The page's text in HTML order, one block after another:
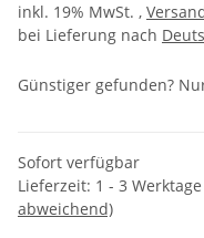
inkl. 19% MwSt. ,
bei Lieferung nach
Günstiger gefunden?
Sofort verfügbar
Lieferzeit: 1 - 3 Werktage
abweichend)